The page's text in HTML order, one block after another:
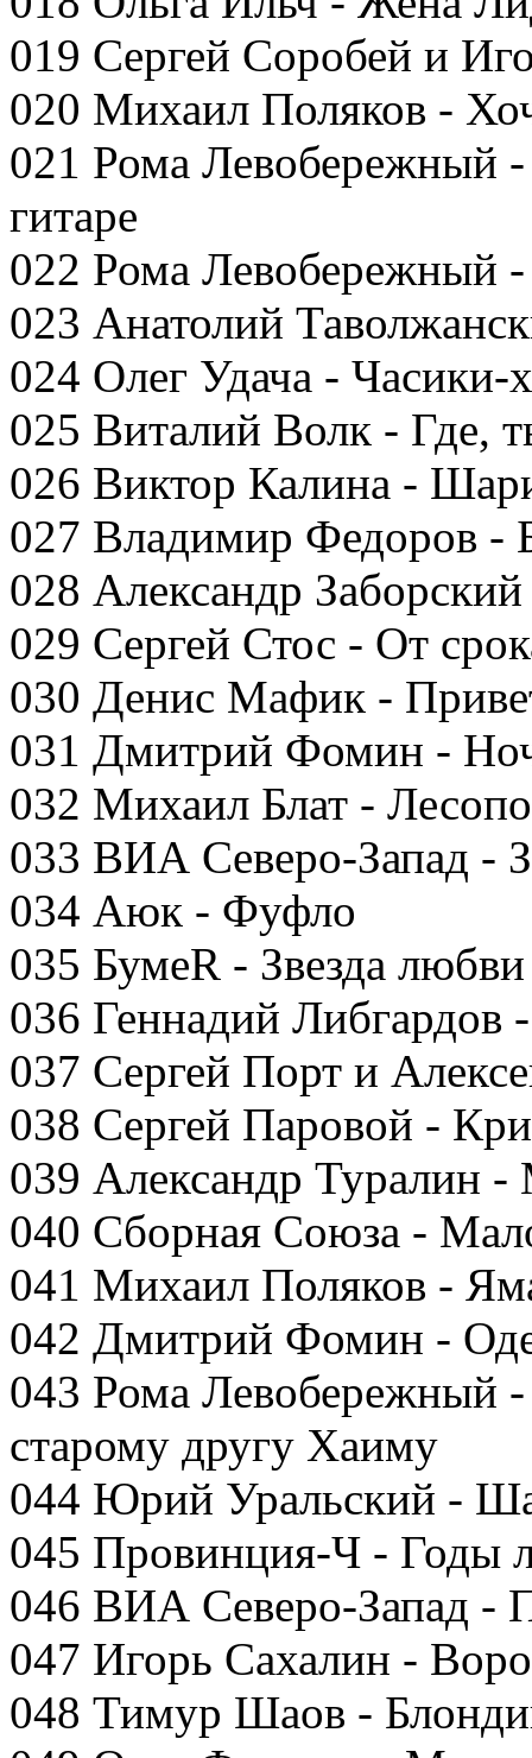
019 Сергей Соробей и
020 Михаил Поляков -
021 Рома Левобережный
гитаре
022 Рома Левобережный -
023 Анатолий
024 Олег Удача - Часики-
025 Виталий Волк - Где,
026 Виктор Калина -
027 Владимир Федоров -
028 Александр
029 Сергей Стос - От
030 Денис Мафик -
031 Дмитрий Фомин -
032 Михаил Блат -
033 ВИА Северо-Запад -
034 Аюк - Фуфло
035 БумеR - Звезда любви
036 Геннадий Либгардов
037 Сергей Порт и
038 Сергей Паровой -
039 Александр Туралин -
040 Сборная Союза -
041 Михаил Поляков -
042 Дмитрий Фомин -
043 Рома Левобережный
старому другу Хаиму
044 Юрий Уральский -
045 Провинция-Ч - Годы
046 ВИА Северо-Запад -
047 Игорь Сахалин -
048 Тимур Шаов -